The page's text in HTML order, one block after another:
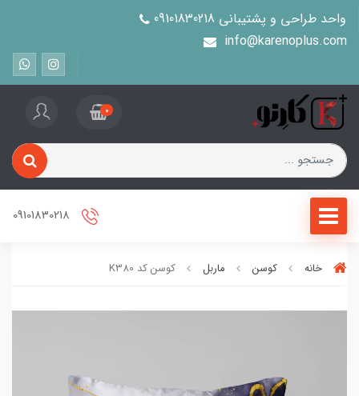
واحد طراحی و پشتیبانی 09101830218
info@karenoplus.com
0
خانه کوسن ماربل کوسن کد K380